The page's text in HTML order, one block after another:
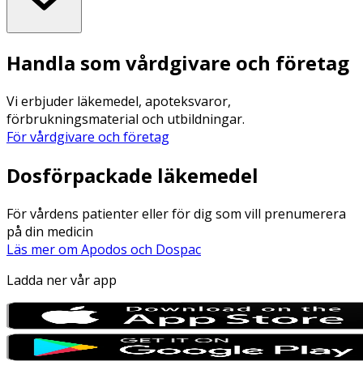
Handla som vårdgivare och företag
Vi erbjuder läkemedel, apoteksvaror,
förbrukningsmaterial och utbildningar.
För vårdgivare och företag
Dosförpackade läkemedel
För vårdens patienter eller för dig som vill prenumerera
på din medicin
Läs mer om Apodos och Dospac
Ladda ner vår app